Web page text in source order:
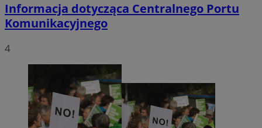
Informacja dotycząca Centralnego Portu
Komunikacyjnego
4